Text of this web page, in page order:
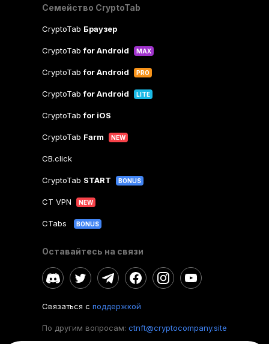
Семейство CryptoTab
CryptoTab Браузер
CryptoTabfor Android MAX
CryptoTabfor Android PRO
CryptoTabfor Android LITE
CryptoTabfor iOS
CryptoTab Farm NEW
CB.click
CryptoTab START BONUS
CT VPN NEW
CTabs BONUS
Оставайтесь на связи
Связаться с поддержкой
По другим вопросам: ctnft@cryptocompany.site